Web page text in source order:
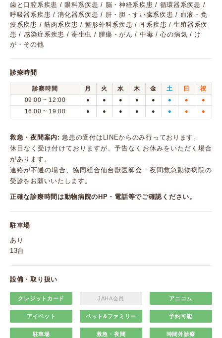
歯と口腔系疾患 / 眼科系疾患 / 脳・神経系疾患 / 循環器系疾患 /
呼吸器系疾患 / 消化器系疾患 / 肝・胆・すい臓系疾患 / 血液・免
疫系疾患 / 筋肉系疾患 / 整形外科系疾患 / 耳系疾患 / 生殖器系疾
患 / 感染症系疾患 / 寄生虫 / 腫瘍・がん / 中毒 / 心の病気 / け
が・その他
診療時間
診察時間 月 火 水 木 金 土 日
祝
09:00 ~ 12:00
● ● ● ● ● ● ● ●
16:00 ~ 19:00 ● ● ● ● ● ● ● ●
救急・夜間案内:急患の受付はLINEからのみ行っております。
休日なく受け付けておりますが、予告なくお休みをいただく場合
があります。
連絡が不通の場合、協同組合仙台獣医師会・夜間救急動物病院の
受診をお願いいたします。
正確な診療時間は動物病院のHP・電話等でご確認ください。
駐車場
あり
13台
設備・取り扱い
クレジットカード JAHA会員 アニコム
アイペット ペット&ファミリー 予約可能
駐車場 救急・夜間 時間外診療